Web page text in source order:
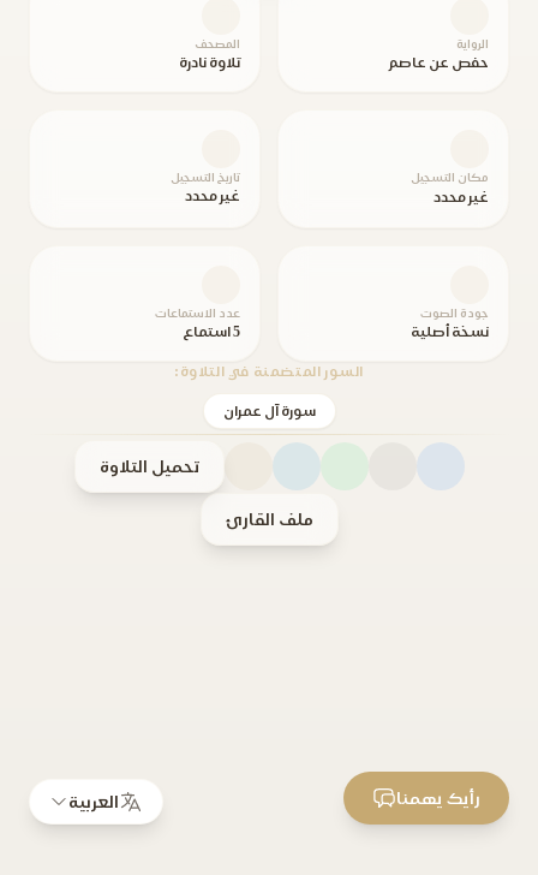
الرواية
حفص عن عاصم
المصحف
تلاوة نادرة
مكان التسجيل
غير محدد
تاريخ التسجيل
غير محدد
جودة الصوت
نسخة أصلية
عدد الاستماعات
5 استماع
السور المتضمنة في التلاوة:
سورة آل عمران
تحميل التلاوة
ملف القارئ
العربية رأيك يهمنا